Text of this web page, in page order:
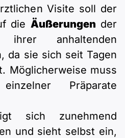
Visite soll der
die Äußerungen der
anhaltenden
da sie sich seit Tagen
Möglicherweise muss
Präparate
sich zunehmend
und sieht selbst ein,